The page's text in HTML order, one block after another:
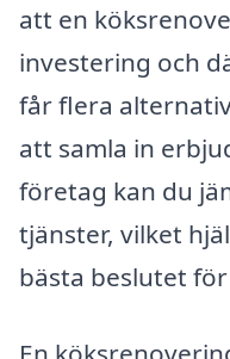
att en
investering och
får flera
att samla in
företag kan du
tjänster, vilket
bästa beslutet